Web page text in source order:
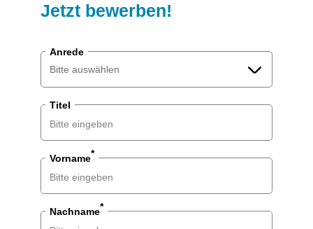
Jetzt bewerben!
Anrede
Bitte auswählen
Bitte auswählen
Herr
Titel
Vorname*
Nachname*